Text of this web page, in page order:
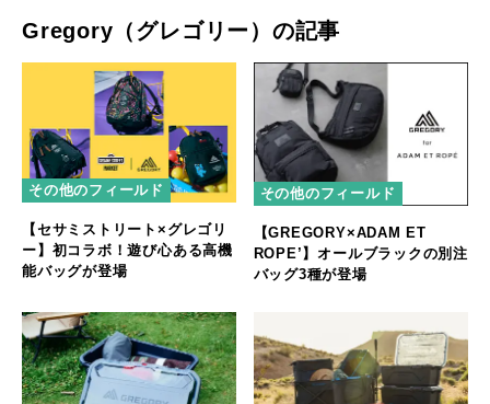
Gregory（グレゴリー）の記事
その他のフィールド
【セサミストリート×グレゴリ
ー】初コラボ！遊び心ある高機
能バッグが登場
その他のフィールド
【GREGORY×ADAM ET
ROPE’】オールブラックの別注
バッグ3種が登場